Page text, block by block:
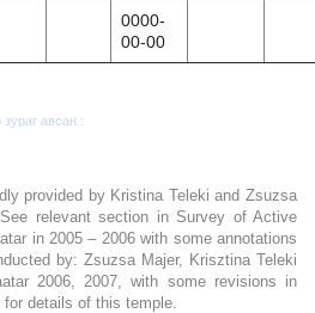
0000-
00-00
авсан :
provided by Kristina Teleki and Zsuzsa
relevant section in Survey of Active
in 2005 – 2006 with some annotations
by: Zsuzsa Majer, Krisztina Teleki
2006, 2007, with some revisions in
details of this temple.